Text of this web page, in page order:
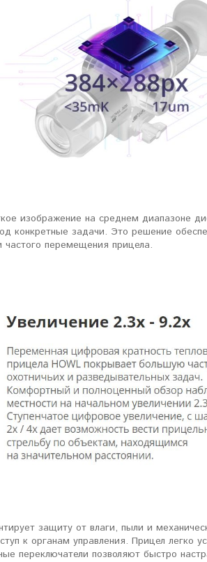
изображение на среднем диапазоне
конкретные задачи. Это решение
перемещения прицела.
защиту от влаги, пыли и
к органам управления. Прицел легко
переключатели позволяют быстро